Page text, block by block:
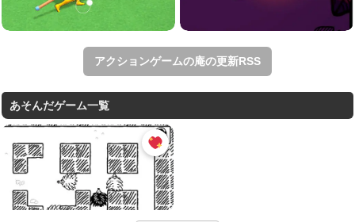
アクションゲームの庵の更新RSS
あそんだゲーム一覧